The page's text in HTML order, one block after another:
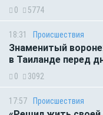
0 5774
18:31 Происшествия
Знаменитый
в Таиланде перед
0 3092
17:57 Происшествия